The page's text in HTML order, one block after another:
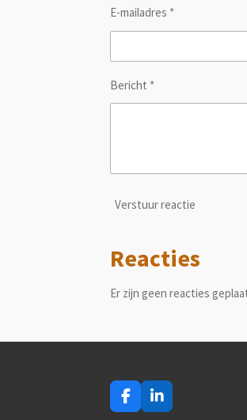
E-mailadres *
Bericht *
Verstuur reactie
Reacties
Er zijn geen reacties
F
a
L
i